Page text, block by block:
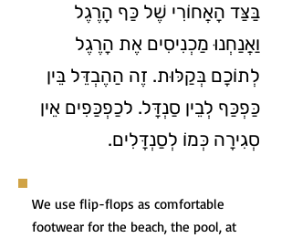
בַּצַּד הָאֲחוֹרִי שֶׁל כַּף הָרֶגֶל
וַאֲנַחְנוּ מַכְנִיסִים אֶת הָרֶגֶל
לְתוֹכָם בְּקַלּוּת. זֶה הַהֶבְדֵּל בֵּין
כַּפְכַּף לְבֵין סַנְדָּל. לכַפְכַּפִים אֵין
סְגִירָה כְּמוֹ לְסַנְדָּלִים.
We use flip-flops as comfortable
footwear for the beach, the pool, at